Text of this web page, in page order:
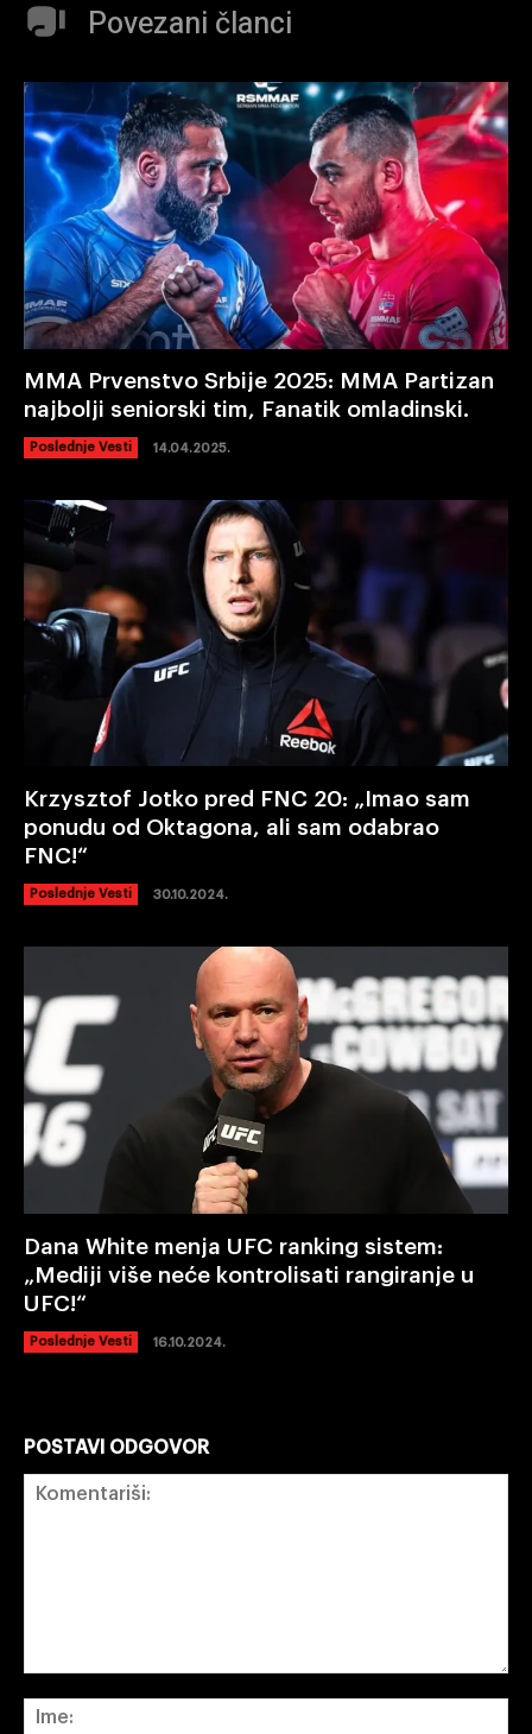
Povezani članci
MMA Prvenstvo Srbije 2025: MMA Partizan
najbolji seniorski tim, Fanatik omladinski.
Poslednje Vesti 14.04.2025.
Krzysztof Jotko pred FNC 20: „Imao sam
ponudu od Oktagona, ali sam odabrao
FNC!“
Poslednje Vesti 30.10.2024.
Dana White menja UFC ranking sistem:
„Mediji više neće kontrolisati rangiranje u
UFC!“
Poslednje Vesti 16.10.2024.
POSTAVI ODGOVOR